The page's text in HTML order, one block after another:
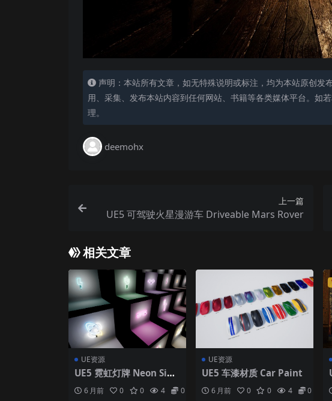
声明：本站所有文章，如无特殊说明或标注，均为本站原创
用、采集、发布本站内容到任何网站、书籍等各类媒体平台。如
理。
deemohx
上一篇
UE5 可驾驶火星漫游车 Driveable Mars Rover
相关文章
UE资源
UE5 霓虹灯牌 Neon Sign
6 月前 0 0 4 0
UE资源
UE5 车漆材质 Car Paint
6 月前 0 0 4 0